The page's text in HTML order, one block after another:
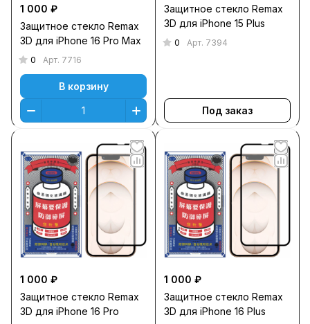
1 000 ₽
Защитное стекло Remax
3D для iPhone 16 Pro Max
0 Арт. 7716
В корзину
Защитное стекло Remax
3D для iPhone 15 Plus
0 Арт. 7394
Под заказ
1 000 ₽
Защитное стекло Remax
3D для iPhone 16 Pro
1 000 ₽
Защитное стекло Remax
3D для iPhone 16 Plus